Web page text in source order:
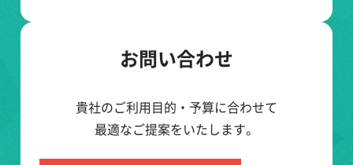
お問い合わせ
貴社のご利用目的・予算に合わせて
最適なご提案をいたします。